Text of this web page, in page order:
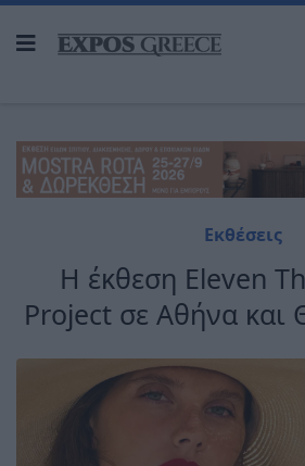
Εκθέσεις
Η έκθεση Eleven
Project σε Αθήνα και